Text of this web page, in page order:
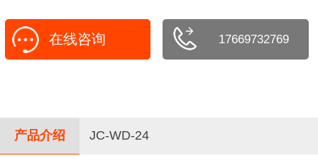
在线咨询 17669732769
产品介绍 JC-WD-24